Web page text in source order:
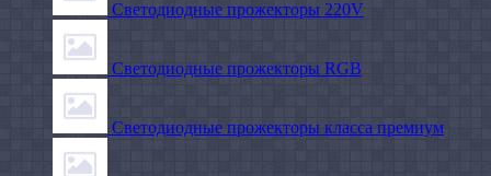
Светодиодные прожекторы 220V
Светодиодные прожекторы RGB
Светодиодные прожекторы класса премиум